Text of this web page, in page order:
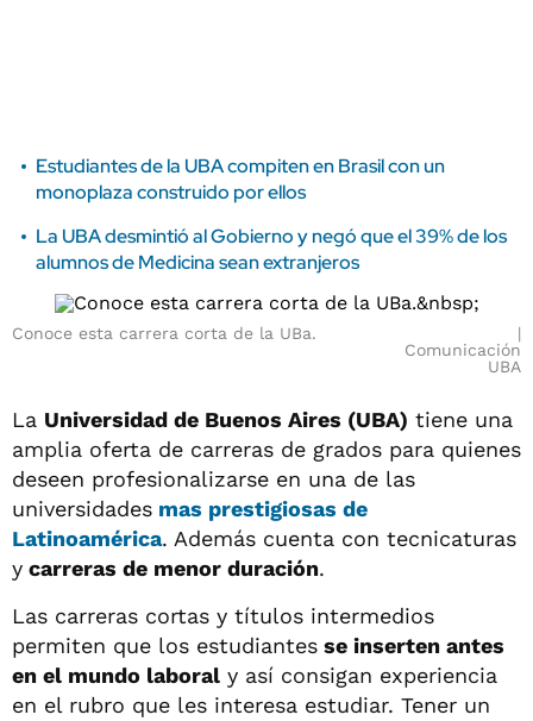
Estudiantes de la UBA compiten en Brasil con un
monoplaza construido por ellos
La UBA desmintió al Gobierno y negó que el 39% de los
alumnos de Medicina sean extranjeros
Conoce esta carrera corta de la UBa.
Comunicación
UBA
La Universidad de Buenos Aires (UBA) tiene una
amplia oferta de carreras de grados para quienes
deseen profesionalizarse en una de las
universidades mas prestigiosas de
Latinoamérica. Además cuenta con tecnicaturas
y carreras de menor duración.
Las carreras cortas y títulos intermedios
permiten que los estudiantes se inserten antes
en el mundo laboral y así consigan experiencia
en el rubro que les interesa estudiar. Tener un